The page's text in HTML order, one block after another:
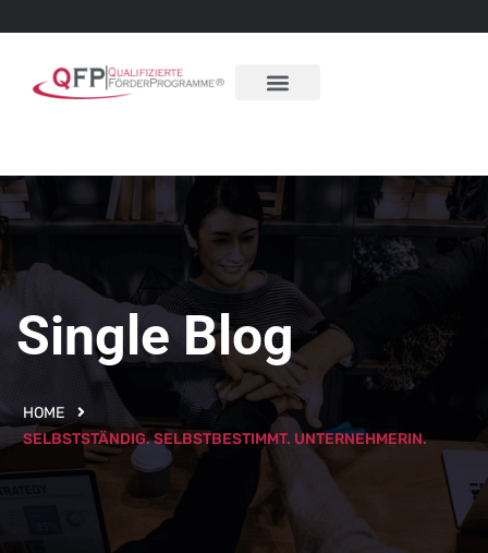
Single Blog
HOME
SELBSTSTÄNDIG. SELBSTBESTIMMT. UNTERNEHMERIN.